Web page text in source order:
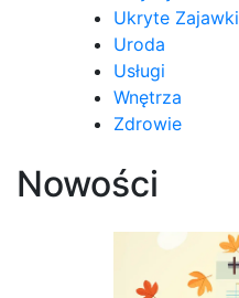
Ukryte Zajawki
Uroda
Usługi
Wnętrza
Zdrowie
Nowości